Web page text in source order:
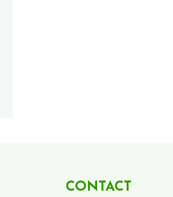
CONTACT